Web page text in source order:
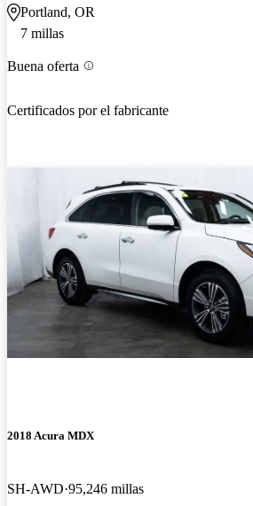
Portland, OR
7 millas
Buena oferta
Certificados por el fabricante
2018 Acura MDX
SH-AWD 95,246 millas